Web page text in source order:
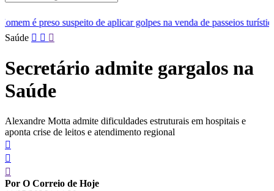
de aplicar golpes na venda de passeios turísticos em Natal
Pular
conteúdo
Saúde
Secretário admite gargalos na
Saúde
Alexandre Motta admite dificuldades estruturais em hospitais e
aponta crise de leitos e atendimento regional
Por O Correio de Hoje